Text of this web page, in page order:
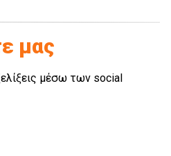
μας
μέσω των social